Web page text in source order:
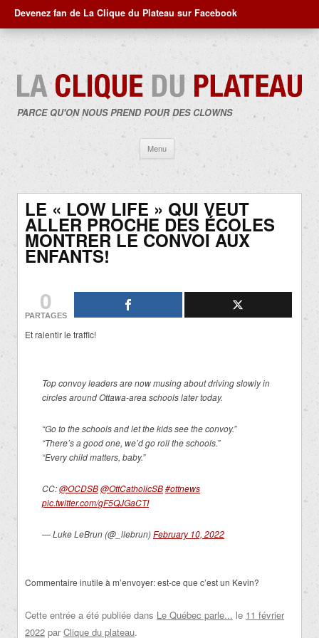
Devenez fan de La Clique du Plateau sur Facebook
PARCE QU'ON NOUS PREND POUR DES CLOWNS
Menu
contenu
LE « LOW LIFE » QUI VEUT
ALLER PROCHE DES ÉCOLES
MONTRER LE CONVOI AUX
ENFANTS!
0
PARTAGES
Et ralentir le traffic!
Top convoy leaders are now musing about driving slowly in
circles around Ottawa-area schools later today.
“Go to the schools and let the kids see the convoy.”
“There’s a good one, we’d go roll the schools.”
“Every child matters, baby.”
CC:@OCDSB@OttCatholicSB#ottnews
pic.twitter.com/gF5QJGaCTI
— Luke LeBrun (@_llebrun)February 10, 2022
Commentaire inutile à m’envoyer: est-ce que c’est un Kevin?
Cette entrée a été publiée dans Le Québec parle... le 11 février
2022 par Clique du plateau.